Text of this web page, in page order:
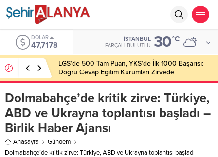
DOLAR
47,7178
İSTANBUL
PARÇALI BULUTLU 30°C
LGS’de 500 Tam Puan, YKS’de İlk 1000 Başarısı:
Doğru Cevap Eğitim Kurumları Zirvede
Dolmabahçe’de kritik zirve: Türkiye,
ABD ve Ukrayna toplantısı başladı –
Birlik Haber Ajansı
Anasayfa
Gündem
Dolmabahçe’de kritik zirve: Türkiye, ABD ve Ukrayna toplantısı başladı –